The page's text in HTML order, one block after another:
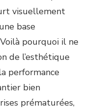
visuellement
base
pourquoi il ne
de l’esthétique
bien
prématurées,